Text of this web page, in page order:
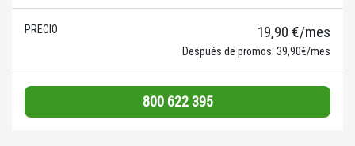
19,90 €/mes
Después de promos: 39,90€/mes
800 622 395